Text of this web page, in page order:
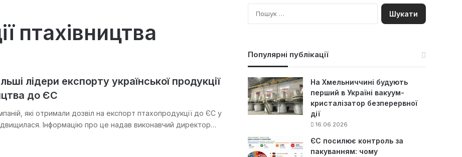
птахівництва
лідери експорту української продукції
до ЄС
які отримали дозвіл на експорт птахопродукції до ЄС у
Інформацію про це надав виконавчий директор…
П
о
Популярні публікації
На Хмельниччині будують
перший в Україні вакуум-
кристалізатор безперервної
дії
16.06.2026
ЄС посилює контроль за
пакуванням: чому